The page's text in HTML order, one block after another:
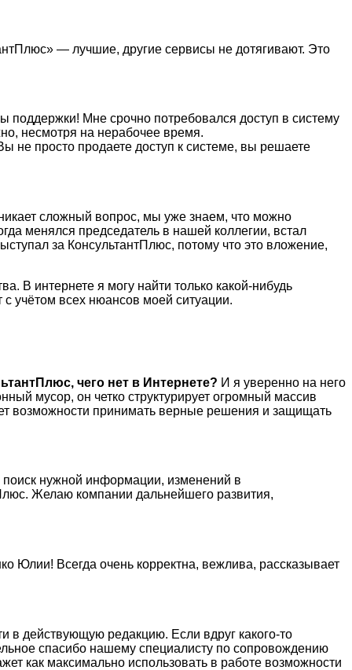
— лучшие, другие сервисы не дотягивают. Это
поддержки! Мне срочно потребовался доступ в систему
несмотря на нерабочее время.
не просто продаете доступ к системе, вы решаете
сложный вопрос, мы уже знаем, что можно
менялся председатель в нашей коллегии, встал
за КонсультантПлюс, потому что это вложение,
В интернете я могу найти только какой-нибудь
с учётом всех нюансов моей ситуации.
чего нет в Интернете? И я уверенно на него
мусор, он четко структурирует огромный массив
возможности принимать верные решения и защищать
нужной информации, изменений в
Желаю компании дальнейшего развития,
Юлии! Всегда очень корректна, вежлива, рассказывает
в действующую редакцию. Если вдруг какого-то
спасибо нашему специалисту по сопровождению
как максимально использовать в работе возможности